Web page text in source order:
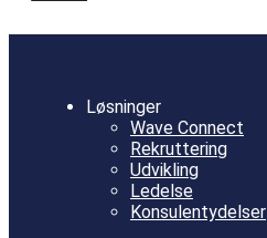
Løsninger
Wave Connect
Rekruttering
Udvikling
Ledelse
Konsulentydelser